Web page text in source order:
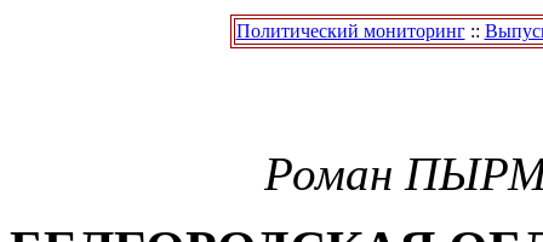
Политический мониторинг::
Роман